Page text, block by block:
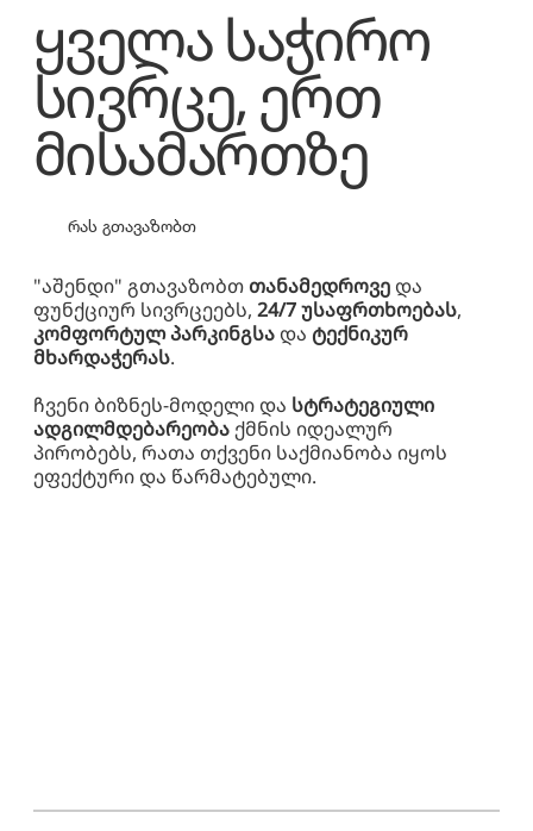
ყველა საჭირო
სივრცე, ერთ
მისამართზე
რას გთავაზობთ
"აშენდი" გთავაზობთ თანამედროვე და
ფუნქციურ სივრცეებს, 24/7 უსაფრთხოებას,
კომფორტულ პარკინგსა და ტექნიკურ
მხარდაჭერას.
ჩვენი ბიზნეს-მოდელი და სტრატეგიული
ადგილმდებარეობაქმნის იდეალურ
პირობებს, რათა თქვენი საქმიანობა იყოს
ეფექტური და წარმატებული.